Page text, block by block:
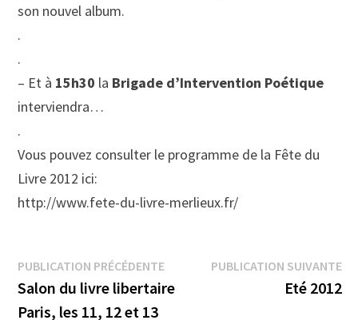
son nouvel album.
.
.
– Et à 15h30 la Brigade d’Intervention Poétique
interviendra…
.
Vous pouvez consulter le programme de la Fête du
Livre 2012 ici:
http://www.fete-du-livre-merlieux.fr/
Navigation
de
PUBLICATION PRÉCÉDENTEPublication
précédente :
Salon du livre libertaire
Paris, les 11, 12 et 13
PUBLICATION SUIVANTE
Eté 2012